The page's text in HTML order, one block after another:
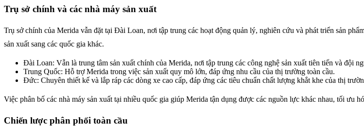
Trụ sở chính và các nhà máy sản xuất
Trụ sở chính của Merida vẫn đặt tại Đài Loan, nơi tập trung các hoạt động quản lý, nghiên cứu và phát triển sản
sản xuất sang các quốc gia khác.
Đài Loan: Vẫn là trung tâm sản xuất chính của Merida, nơi tập trung các công nghệ sản xuất tiên tiến và đội
Trung Quốc: Hỗ trợ Merida trong việc sản xuất quy mô lớn, đáp ứng nhu cầu của thị trường toàn cầu.
Đức: Chuyên thiết kế và lắp ráp các dòng xe cao cấp, đáp ứng các tiêu chuẩn chất lượng khắt khe của thị
Việc phân bố các nhà máy sản xuất tại nhiều quốc gia giúp Merida tận dụng được các nguồn lực khác nhau, tối ưu
Chiến lược phân phối toàn cầu